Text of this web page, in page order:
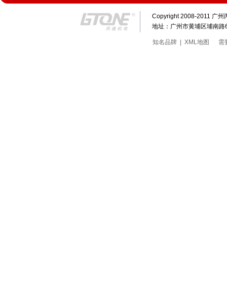
Copyright 2008-2011 广州
地址：广州市黄埔区埔南
知名品牌 XML地图 需